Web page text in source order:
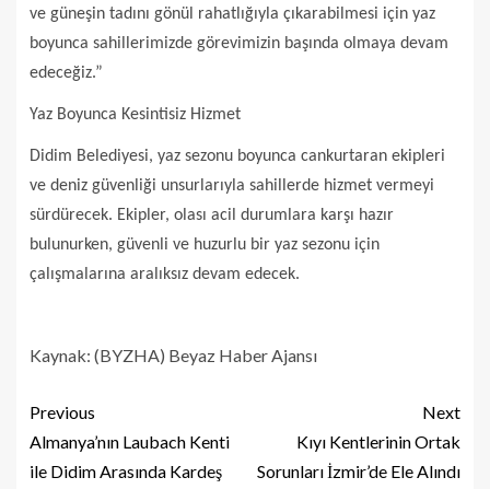
ve güneşin tadını gönül rahatlığıyla çıkarabilmesi için yaz
boyunca sahillerimizde görevimizin başında olmaya devam
edeceğiz.”
Yaz Boyunca Kesintisiz Hizmet
Didim Belediyesi, yaz sezonu boyunca cankurtaran ekipleri
ve deniz güvenliği unsurlarıyla sahillerde hizmet vermeyi
sürdürecek. Ekipler, olası acil durumlara karşı hazır
bulunurken, güvenli ve huzurlu bir yaz sezonu için
çalışmalarına aralıksız devam edecek.
Kaynak: (BYZHA) Beyaz Haber Ajansı
Previous
Almanya’nın Laubach Kenti
ile Didim Arasında Kardeş
Next
Kıyı Kentlerinin Ortak
Sorunları İzmir’de Ele Alındı